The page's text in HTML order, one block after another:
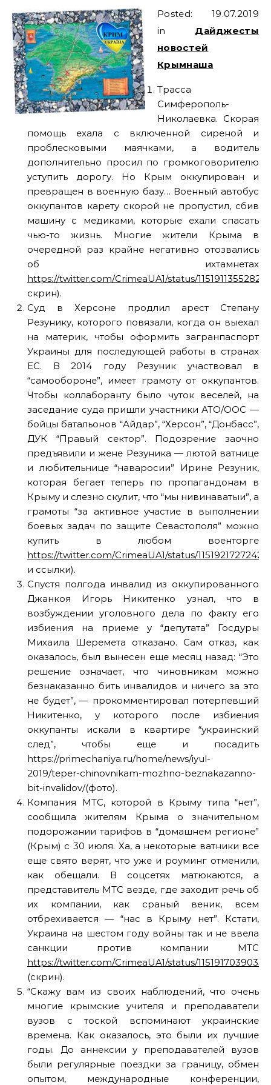
Posted: 19.07.2019
in Дайджесты
новостей
Крымнаша
Трасса
Симферополь-
Николаевка. Скорая
помощь ехала с включенной сиреной и
проблесковыми маячками, а водитель
дополнительно просил по громкоговорителю
уступить дорогу. Но Крым оккупирован и
превращен в военную базу… Военный автобус
оккупантов карету скорой не пропустил, сбив
машину с медиками, которые ехали спасать
чью-то жизнь. Многие жители Крыма в
очередной раз крайне негативно отозвались
об ихтамнетах
https://twitter.com/CrimeaUA1/status/
скрин).
Суд в Херсоне продлил арест Степану
Резунику, которого повязали, когда он выехал
на материк, чтобы оформить загранпаспорт
Украины для последующей работы в странах
ЕС. В 2014 году Резуник участвовал в
“самообороне”, имеет грамоту от оккупантов.
Чтобы коллаборанту было чуток веселей, на
заседание суда пришли участники АТО/ООС —
бойцы батальонов “Айдар”, “Херсон”, “Донбасс”,
ДУК “Правый сектор”. Подозрение заочно
предъявили и жене Резуника — лютой ватнице
и любительнице “наваросии” Ирине Резуник,
которая бегает теперь по пропагандонам в
Крыму и слезно скулит, что “мы нивинаватыи”, а
грамоты “за активное участие в выполнении
боевых задач по защите Севастополя” можно
купить в любом военторге
https://twitter.com/CrimeaUA1/status/
и ссылки).
Спустя полгода инвалид из оккупированного
Джанкоя Игорь Никитенко узнал, что в
возбуждении уголовного дела по факту его
избиения на приеме у “депутата” Госдуры
Михаила Шеремета отказано. Сам отказ, как
оказалось, был вынесен еще месяц назад: “Это
решение означает, что чиновникам можно
безнаказанно бить инвалидов и ничего за это
не будет”, — прокомментировал потерпевший
Никитенко, у которого после избиения
оккупанты искали в квартире “украинский
след”, чтобы еще и посадить
https://primechaniya.ru/home/news/iyul-
2019/teper-chinovnikam-mozhno-beznakazanno-
bit-invalidov/(фото).
Компания МТС, которой в Крыму типа “нет”,
сообщила жителям Крыма о значительном
подорожании тарифов в “домашнем регионе”
(Крым) с 30 июля. Ха, а некоторые ватники все
еще свято верят, что уже и роуминг отменили,
как обещали. В соцсетях матюкаются, а
представитель МТС везде, где заходит речь об
их компании, как сраный веник, всем
отбрехивается — “нас в Крыму нет”. Кстати,
Украина на шестом году войны так и не ввела
санкции против компании МТС
https://twitter.com/CrimeaUA1/status/
(скрин).
“Скажу вам из своих наблюдений, что очень
многие крымские учителя и преподаватели
вузов с тоской вспоминают украинские
времена. Как оказалось, это были их лучшие
годы. До аннексии у преподавателей вузов
были регулярные поездки за границу, обмен
опытом, международные конференции,